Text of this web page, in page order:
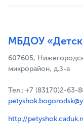
МБДОУ
607605,
микрорайон, д.З-а
Тел.: +7 (83170)2-63-
http://